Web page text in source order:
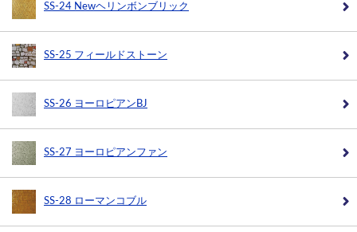
SS-24 Newヘリンボンブリック
SS-25 フィールドストーン
SS-26 ヨーロピアンBJ
SS-27 ヨーロピアンファン
SS-28 ローマンコブル